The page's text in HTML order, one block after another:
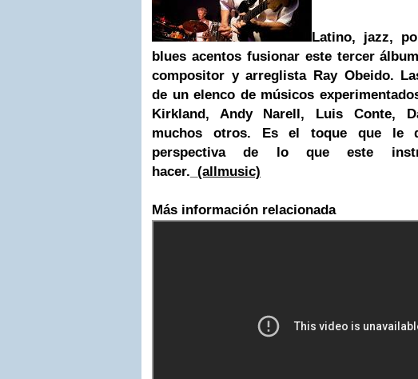
Latino, jazz,
blues acentos fusionar este tercer
compositor y arreglista Ray Obeido.
de un elenco de músicos
Kirkland, Andy Narell, Luis Conte,
muchos otros. Es el toque que le
perspectiva de lo que este
hacer._ (allmusic)
Más información relacionada